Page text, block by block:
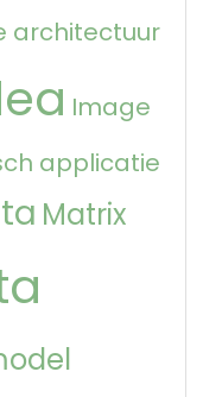
architectuur
Image
applicatie
Matrix